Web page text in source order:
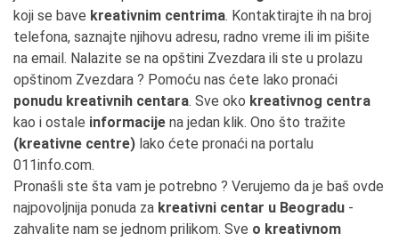
koji se bave kreativnim centrima. Kontaktirajte ih na broj
telefona, saznajte njihovu adresu, radno vreme ili im pišite
na email. Nalazite se na opštini Zvezdara ili ste u prolazu
opštinom Zvezdara ? Pomoću nas ćete lako pronaći
ponudu kreativnih centara. Sve oko kreativnog centra
kao i ostale informacije na jedan klik. Ono što tražite
(kreativne centre) lako ćete pronaći na portalu
011info.com.
Pronašli ste šta vam je potrebno ? Verujemo da je baš ovde
najpovoljnija ponuda za kreativni centar u Beogradu -
zahvalite nam se jednom prilikom. Sve o kreativnom